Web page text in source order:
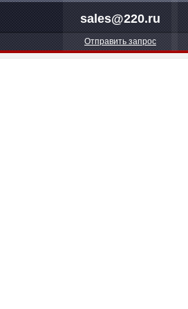
sales@220.ru
Отправить запрос